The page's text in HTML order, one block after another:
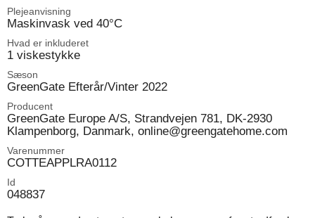
Plejeanvisning
Maskinvask ved 40°C
Hvad er inkluderet
1 viskestykke
Sæson
GreenGate Efterår/Vinter 2022
Producent
GreenGate Europe A/S, Strandvejen 781, DK-2930
Klampenborg, Danmark, online@greengatehome.com
Varenummer
COTTEAPPLRA0112
Id
048837